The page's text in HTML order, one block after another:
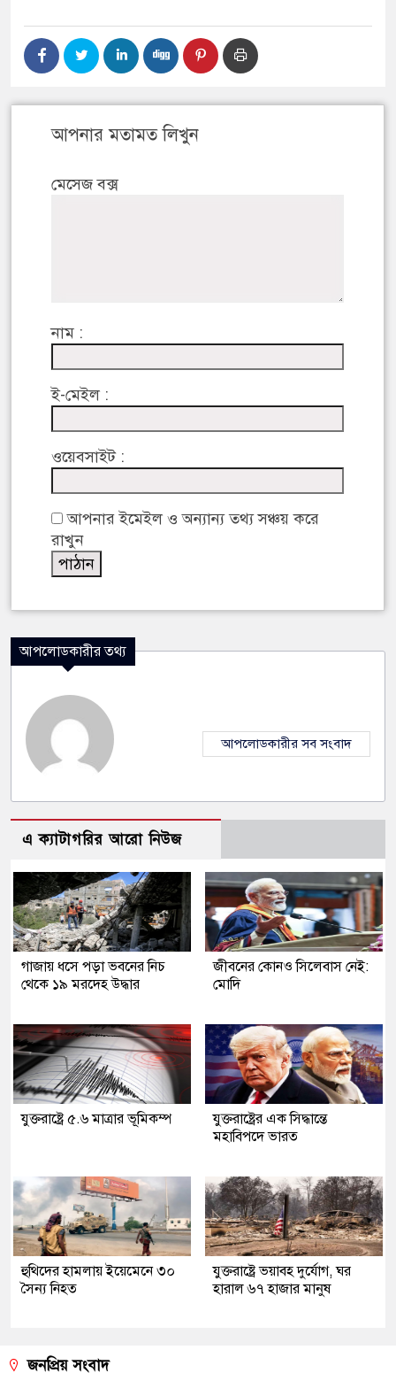
আপনার মতামত লিখুন
মেসেজ বক্স
নাম :
ই-মেইল :
ওয়েবসাইট :
আপনার ইমেইল ও অন্যান্য তথ্য সঞ্চয় করে
রাখুন
আপলোডকারীর তথ্য
আপলোডকারীর সব সংবাদ
এ ক্যাটাগরির আরো নিউজ
গাজায় ধসে পড়া ভবনের নিচ
থেকে ১৯ মরদেহ উদ্ধার
জীবনের কোনও সিলেবাস নেই:
মোদি
যুক্তরাষ্ট্রে ৫.৬ মাত্রার ভূমিকম্প
যুক্তরাষ্ট্রের এক সিদ্ধান্তে
মহাবিপদে ভারত
হুথিদের হামলায় ইয়েমেনে ৩০
সৈন্য নিহত
যুক্তরাষ্ট্রে ভয়াবহ দুর্যোগ, ঘর
হারাল ৬৭ হাজার মানুষ
জনপ্রিয় সংবাদ